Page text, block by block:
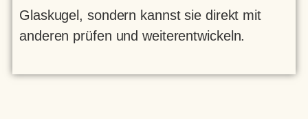
Glaskugel, sondern kannst sie direkt mit
anderen prüfen und weiterentwickeln.